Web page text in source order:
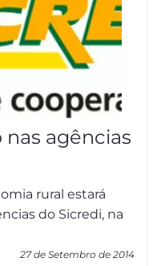
nas agências
rural estará
do Sicredi, na
27 de Setembro de 2014